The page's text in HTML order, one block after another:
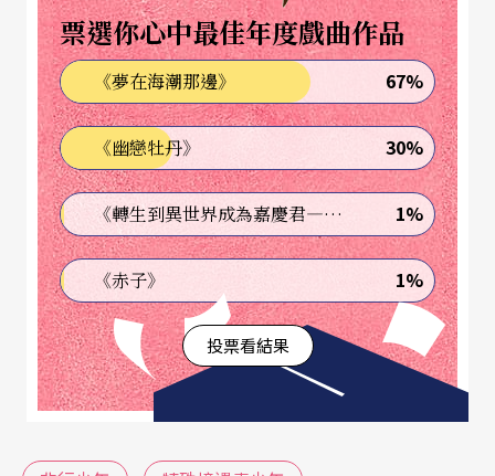
票選你心中最佳年度戲曲作品
《夢在海潮那邊》 67%
《幽戀牡丹》 30%
《轉生到異世界成為嘉慶君—發現我的祖先是詐騙集團!?》 1%
《赤子》 1%
投票看結果